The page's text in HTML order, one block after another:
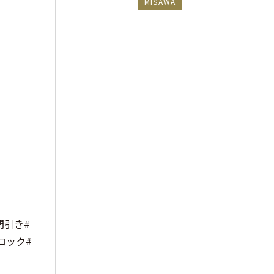
引き#
ック#